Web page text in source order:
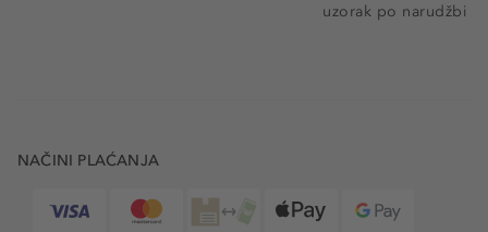
uzorak po narudžbi
NAČINI PLAĆANJA